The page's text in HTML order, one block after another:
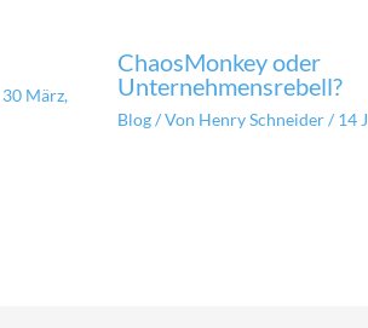
30 März,
ChaosMonkey oder
Unternehmensrebell?
Blog/ Von Henry Schneider/ 14